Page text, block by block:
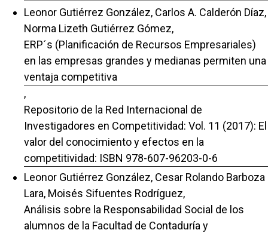
Leonor Gutiérrez González, Carlos A. Calderón Díaz,
Norma Lizeth Gutiérrez Gómez,
ERP´s (Planificación de Recursos Empresariales)
en las empresas grandes y medianas permiten una
ventaja competitiva
,
Repositorio de la Red Internacional de
Investigadores en Competitividad: Vol. 11 (2017): El
valor del conocimiento y efectos en la
competitividad: ISBN 978-607-96203-0-6
Leonor Gutiérrez González, Cesar Rolando Barboza
Lara, Moisés Sifuentes Rodríguez,
Análisis sobre la Responsabilidad Social de los
alumnos de la Facultad de Contaduría y